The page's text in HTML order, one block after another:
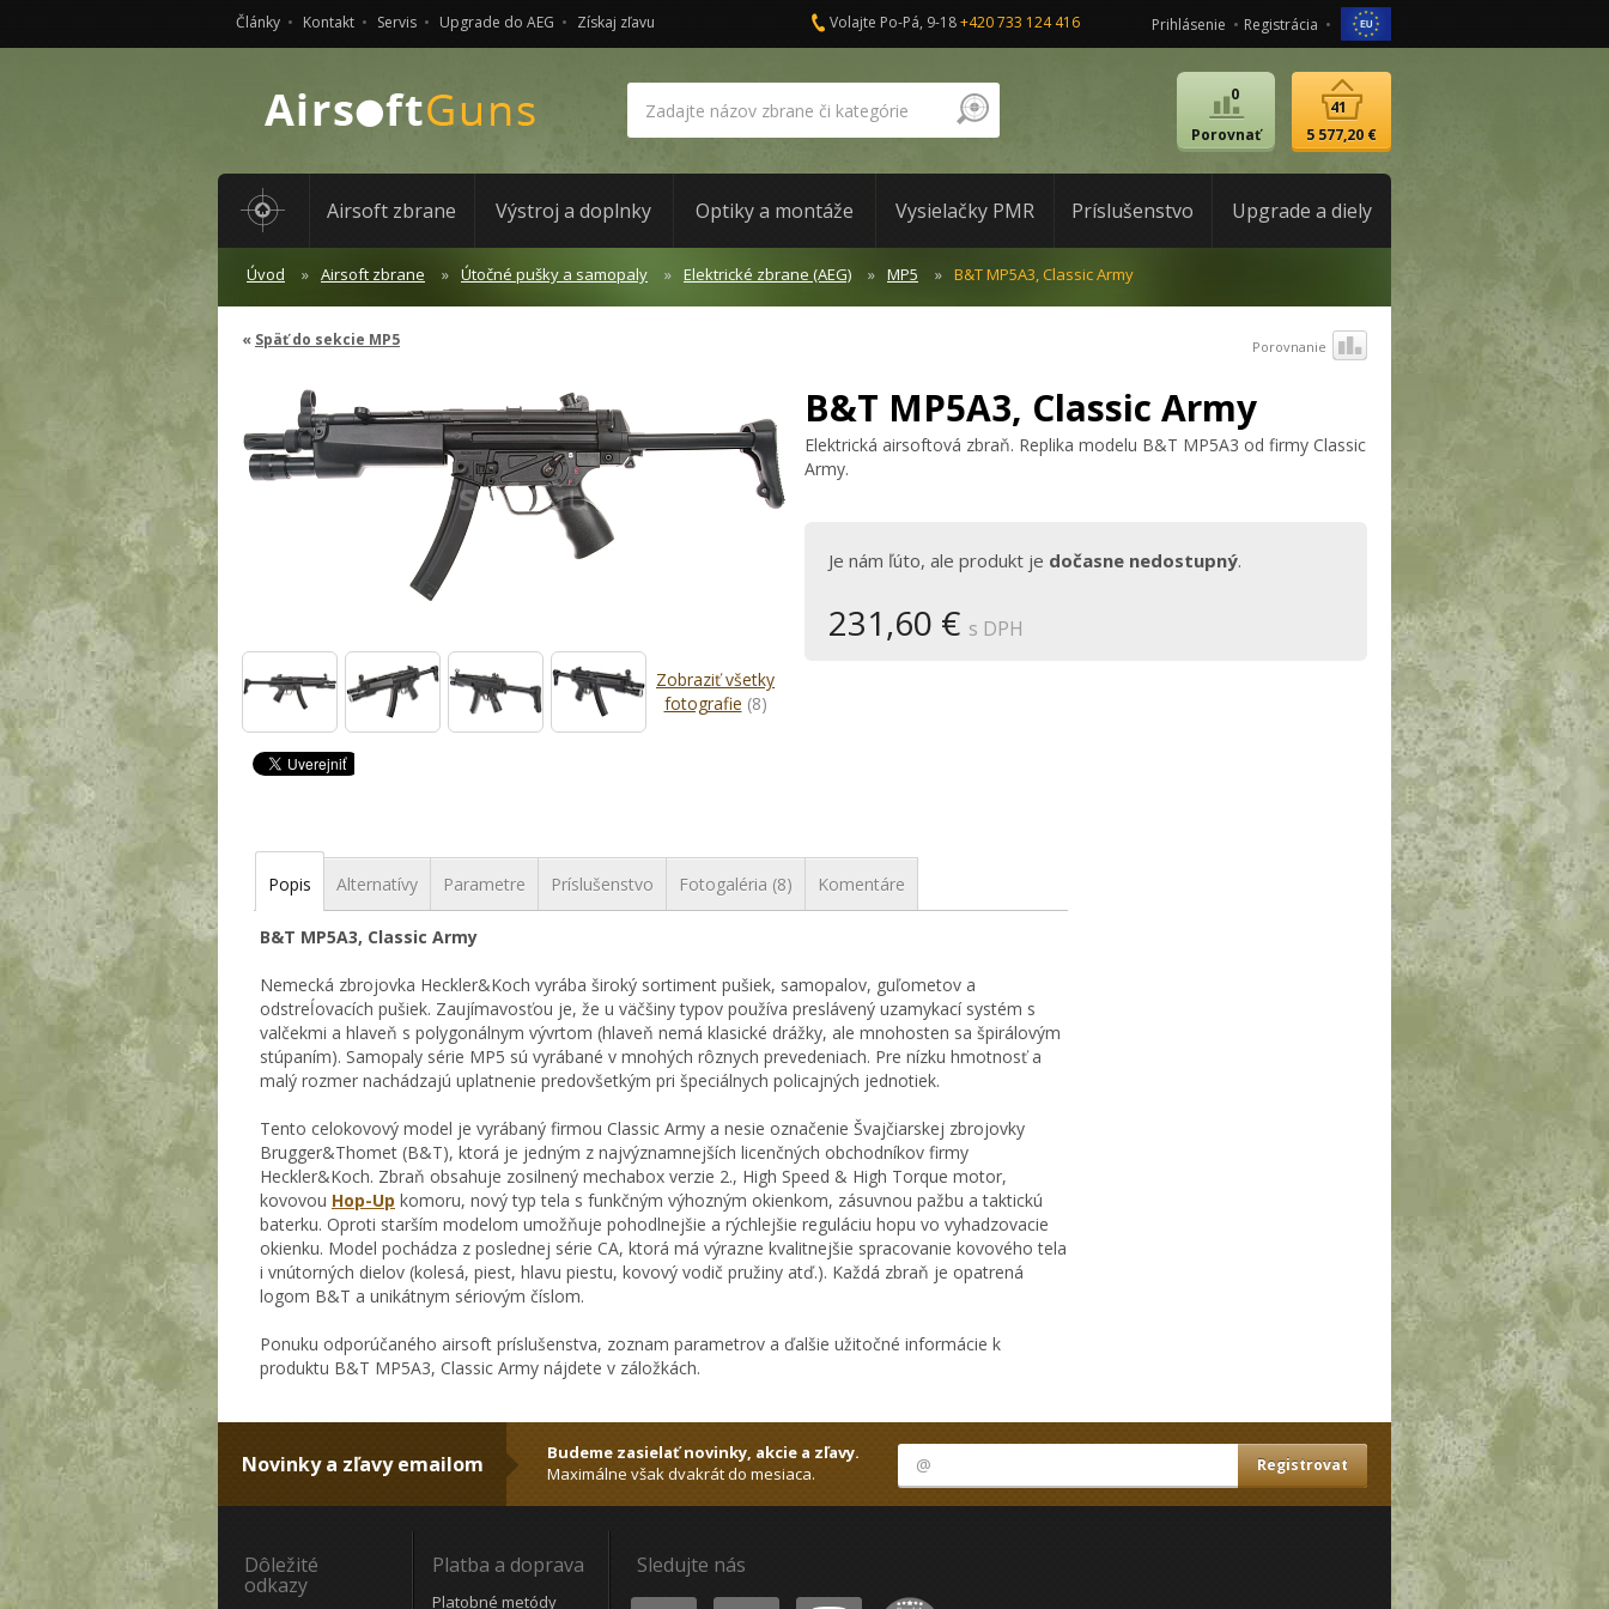
Články Kontakt Servis Upgrade do AEG Získaj zľavu Volajte Po-Pá, 9-18+420 733 124 416 Prihlásenie Registrácia
Porovnať
0
5 577,20 €
41
Airsoft zbrane Výstroj a doplnky Optiky a montáže Vysielačky PMR Príslušenstvo Upgrade a diely
Úvod Airsoft zbrane Útočné pušky a samopaly Elektrické zbrane (AEG) MP5 B&T MP5A3, Classic Army
Späť do sekcie MP5 Porovnanie
Zobraziť všetky
fotografie (8)
B&T MP5A3, Classic Army
Elektrická airsoftová zbraň. Replika modelu B&T MP5A3 od firmy Classic
Army.
Je nám ľúto, ale produkt je dočasne nedostupný.
231,60 € s DPH
Popis Alternatívy Parametre Príslušenstvo Fotogaléria (8) Komentáre
B&T MP5A3, Classic Army
Nemecká zbrojovka Heckler&Koch vyrába široký sortiment pušiek, samopalov, guľometov a
odstreĺovacích pušiek. Zaujímavosťou je, že u väčšiny typov používa preslávený uzamykací systém s
valčekmi a hlaveň s polygonálnym vývrtom (hlaveň nemá klasické drážky, ale mnohosten sa špirálovým
stúpaním). Samopaly série MP5 sú vyrábané v mnohých rôznych prevedeniach. Pre nízku hmotnosť a
malý rozmer nachádzajú uplatnenie predovšetkým pri špeciálnych policajných jednotiek.
Tento celokovový model je vyrábaný firmou Classic Army a nesie označenie Švajčiarskej zbrojovky
Brugger&Thomet (B&T), ktorá je jedným z najvýznamnejších licenčných obchodníkov firmy
Heckler&Koch. Zbraň obsahuje zosilnený mechabox verzie 2., High Speed & High Torque motor,
kovovou Hop-Up komoru, nový typ tela s funkčným výhozným okienkom, zásuvnou pažbu a taktickú
baterku. Oproti starším modelom umožňuje pohodlnejšie a rýchlejšie reguláciu hopu vo vyhadzovacie
okienku. Model pochádza z poslednej série CA, ktorá má výrazne kvalitnejšie spracovanie kovového tela
i vnútorných dielov (kolesá, piest, hlavu piestu, kovový vodič pružiny atď.). Každá zbraň je opatrená
logom B&T a unikátnym sériovým číslom.
Ponuku odporúčaného airsoft príslušenstva, zoznam parametrov a ďalšie užitočné informácie k
produktu B&T MP5A3, Classic Army nájdete v záložkách.
Novinky a zľavy emailom
Budeme zasielať novinky, akcie a zľavy.
Maximálne však dvakrát do mesiaca.
Dôležité
odkazy
Platba a doprava
Platobné metódy
Sledujte nás
Youtube Facebook Instagram Heureka